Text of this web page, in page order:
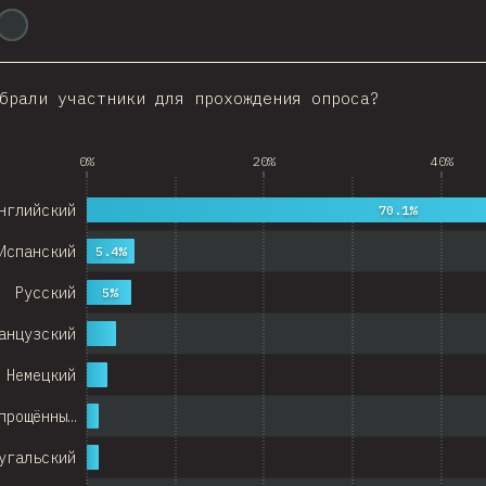
Romania
Korea
Portugal
Austria
Belgium
участники для прохождения опроса?
0% 20% 40%
Немецкий
Русский 5%
5.4%
70.1%